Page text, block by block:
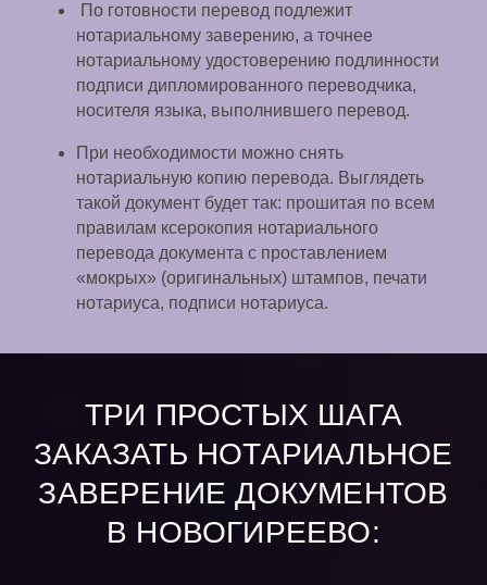
По готовности перевод подлежит
нотариальному заверению, а точнее
нотариальному удостоверению подлинности
подписи дипломированного переводчика,
носителя языка, выполнившего перевод.
При необходимости можно снять
нотариальную копию перевода. Выглядеть
такой документ будет так: прошитая по всем
правилам ксерокопия нотариального
перевода документа с проставлением
«мокрых» (оригинальных) штампов, печати
нотариуса, подписи нотариуса.
ТРИ ПРОСТЫХ ШАГА
ЗАКАЗАТЬ НОТАРИАЛЬНОЕ
ЗАВЕРЕНИЕ ДОКУМЕНТОВ
В НОВОГИРЕЕВО: